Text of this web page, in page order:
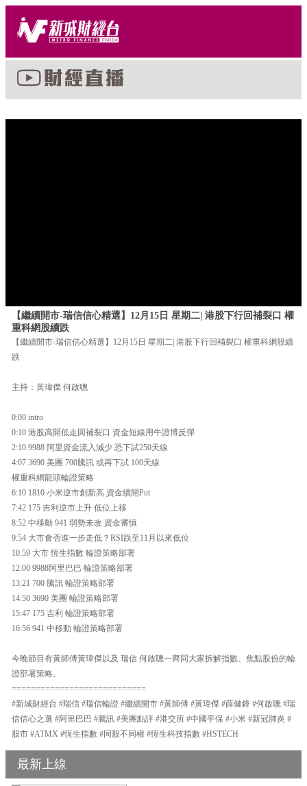
【繼續開市-瑞信信心精選】12月15日 星期二| 港股下行回補裂口 權
重科網股續跌
【繼續開市-瑞信信心精選】12月15日 星期二| 港股下行回補裂口 權重科網股續
跌
主持：黃瑋傑 何啟聰
0:00 intro
0:10 港股高開低走回補裂口 資金短線用牛證博反彈
2:10 9988 阿里資金流入減少 恐下試250天線
4:07 3690 美團 700騰訊 或再下試 100天線
權重科網龍頭輪證策略
6:10 1810 小米逆市創新高 資金續開Put
7:42 175 吉利逆市上升 低位上移
8:52 中移動 941 弱勢未改 資金審慎
9:54 大市會否進一步走低？RSI跌至11月以來低位
10:59 大市 恆生指數 輪證策略部署
12:00 9988阿里巴巴 輪證策略部署
13:21 700 騰訊 輪證策略部署
14:50 3690 美團 輪證策略部署
15:47 175 吉利 輪證策略部署
16:56 941 中移動 輪證策略部署
今晚節目有黃師傅黃瑋傑以及 瑞信 何啟聰一齊同大家拆解指數、焦點股份的輪
證部署策略。
============================
#新城財經台 #瑞信 #瑞信輪證 #繼續開市 #黃師傅 #黃瑋傑 #薛健鋒 #何啟聰 #瑞
信信心之選 #阿里巴巴 #騰訊 #美團點評 #港交所 #中國平保 #小米 #新冠肺炎 #
股市 #ATMX #恆生指數 #同股不同權 #恆生科技指數 #HSTECH
最新上線